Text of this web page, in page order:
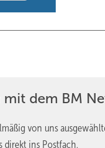
Es entsteht ein
der Spiegelwürfel
mit dem BM
von uns
direkt ins Postfach.